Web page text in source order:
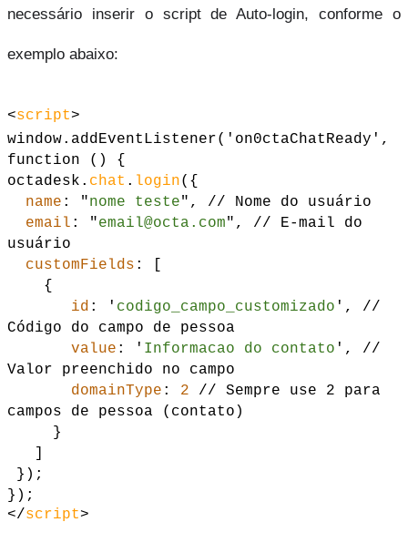
necessário inserir o script de Auto-login, conforme o
exemplo abaixo:
<script>
window.addEventListener('on0ctaChatReady',
function () {
octadesk. chat . login({
name : "nome teste", // Nome do usuário
email : "email@octa.com", // E-mail do
usuário
customFields : [
{
id : ' codigo_campo_customizado ', //
Código do campo de pessoa
value : ' Informacao do contato ', //
Valor preenchido no campo
domainType : 2 // Sempre use 2 para
campos de pessoa (contato)
}
]
});
});
</script>